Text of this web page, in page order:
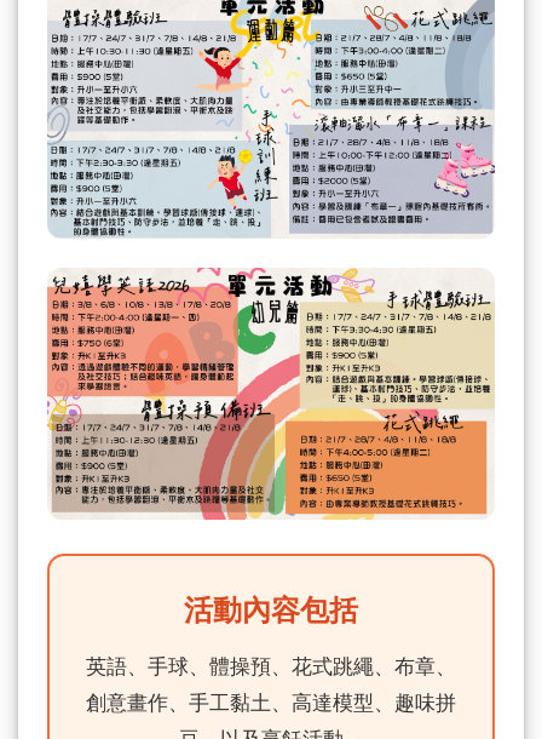
活動內容包括
英語、手球、體操預、花式跳繩、布章、
創意畫作、手工黏土、高達模型、趣味拼